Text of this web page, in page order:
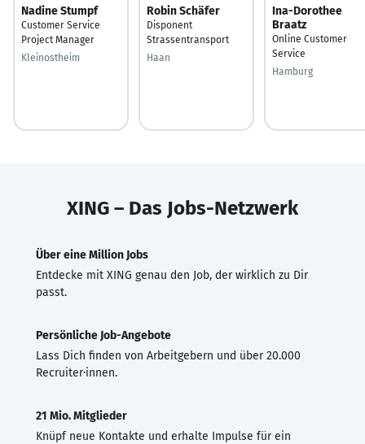
Nadine Stumpf
Customer Service
Project Manager
Kleinostheim
Robin Schäfer
Disponent
Strassentransport
Haan
Ina-Dorothee
Braatz
Online Customer
Service
Hamburg
XING – Das Jobs-Netzwerk
Über eine Million Jobs
Entdecke mit XING genau den Job, der wirklich zu Dir
passt.
Persönliche Job-Angebote
Lass Dich finden von Arbeitgebern und über 20.000
Recruiter·innen.
21 Mio. Mitglieder
Knüpf neue Kontakte und erhalte Impulse für ein